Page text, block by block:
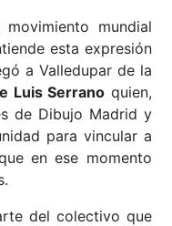
mundial
esta expresión
a Valledupar de la
Luis Serrano quien,
de Dibujo Madrid y
para vincular a
en ese momento
del colectivo que